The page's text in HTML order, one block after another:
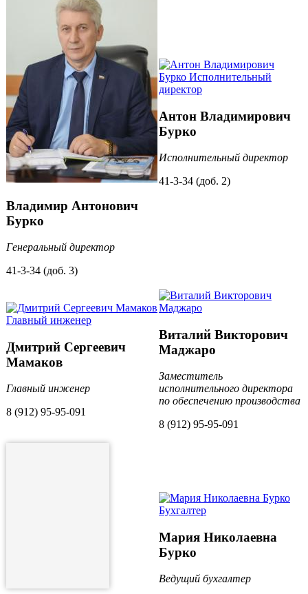
Владимир Антонович
Бурко
Генеральный директор
41-3-34 (доб. 3)
Антон Владимирович
Бурко
Исполнительный директор
41-3-34 (доб. 2)
Дмитрий Сергеевич
Мамаков
Главный инженер
8 (912) 95-95-091
Виталий Викторович
Маджаро
Заместитель
исполнительного директора
по обеспечению производства
8 (912) 95-95-091
Мария Николаевна
Бурко
Ведущий бухгалтер